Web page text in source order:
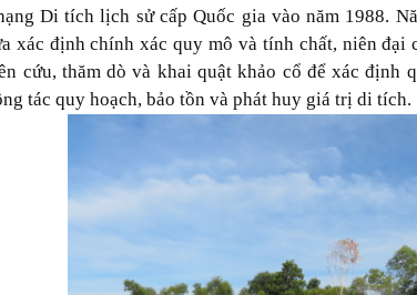
Di tích lịch sử cấp Quốc gia vào năm 1988.
xác định chính xác quy mô và tính chất, niên
cứu, thăm dò và khai quật khảo cổ để xác định
tác quy hoạch, bảo tồn và phát huy giá trị di tích.